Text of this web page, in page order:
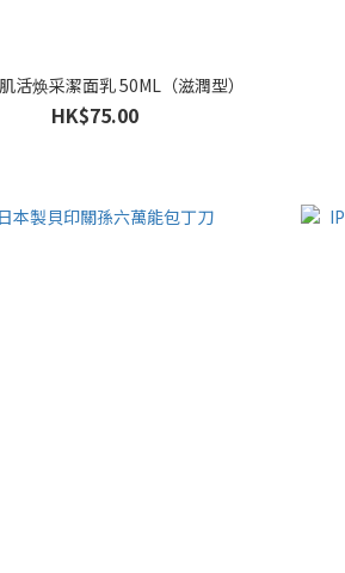
活焕采潔面乳 50ML（滋潤型）
HK$75.00